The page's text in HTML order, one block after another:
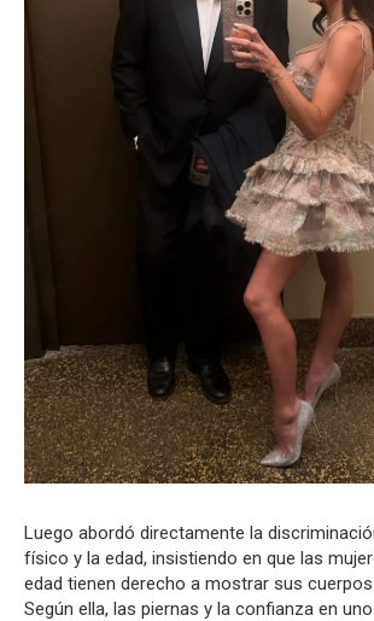
Luego abordó directamente la
físico y la edad, insistiendo en que las
edad tienen derecho a mostrar sus
Según ella, las piernas y la confianza en